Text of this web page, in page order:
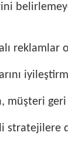
reklamlar
müşteri
stratejilere